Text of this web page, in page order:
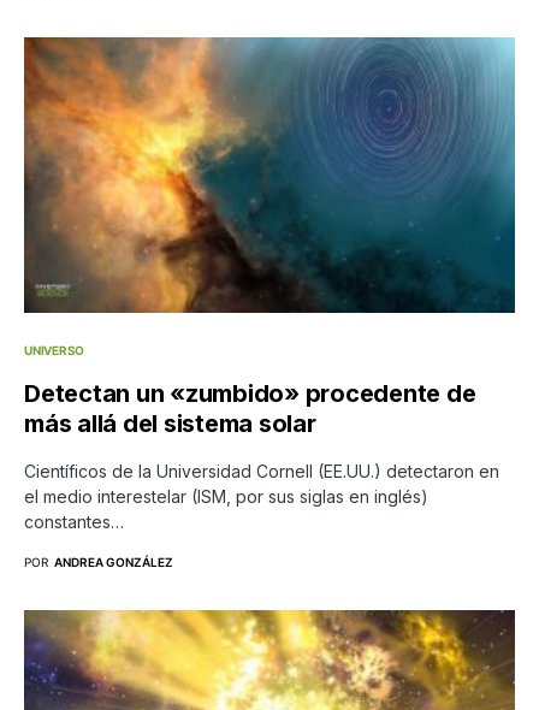
UNIVERSO
Detectan un «zumbido» procedente de
más allá del sistema solar
Científicos de la Universidad Cornell (EE.UU.) detectaron en
el medio interestelar (ISM, por sus siglas en inglés)
constantes…
POR ANDREA GONZÁLEZ